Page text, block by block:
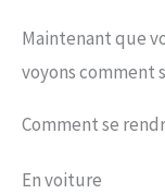
Maintenant que
voyons comment
Comment se
En voiture